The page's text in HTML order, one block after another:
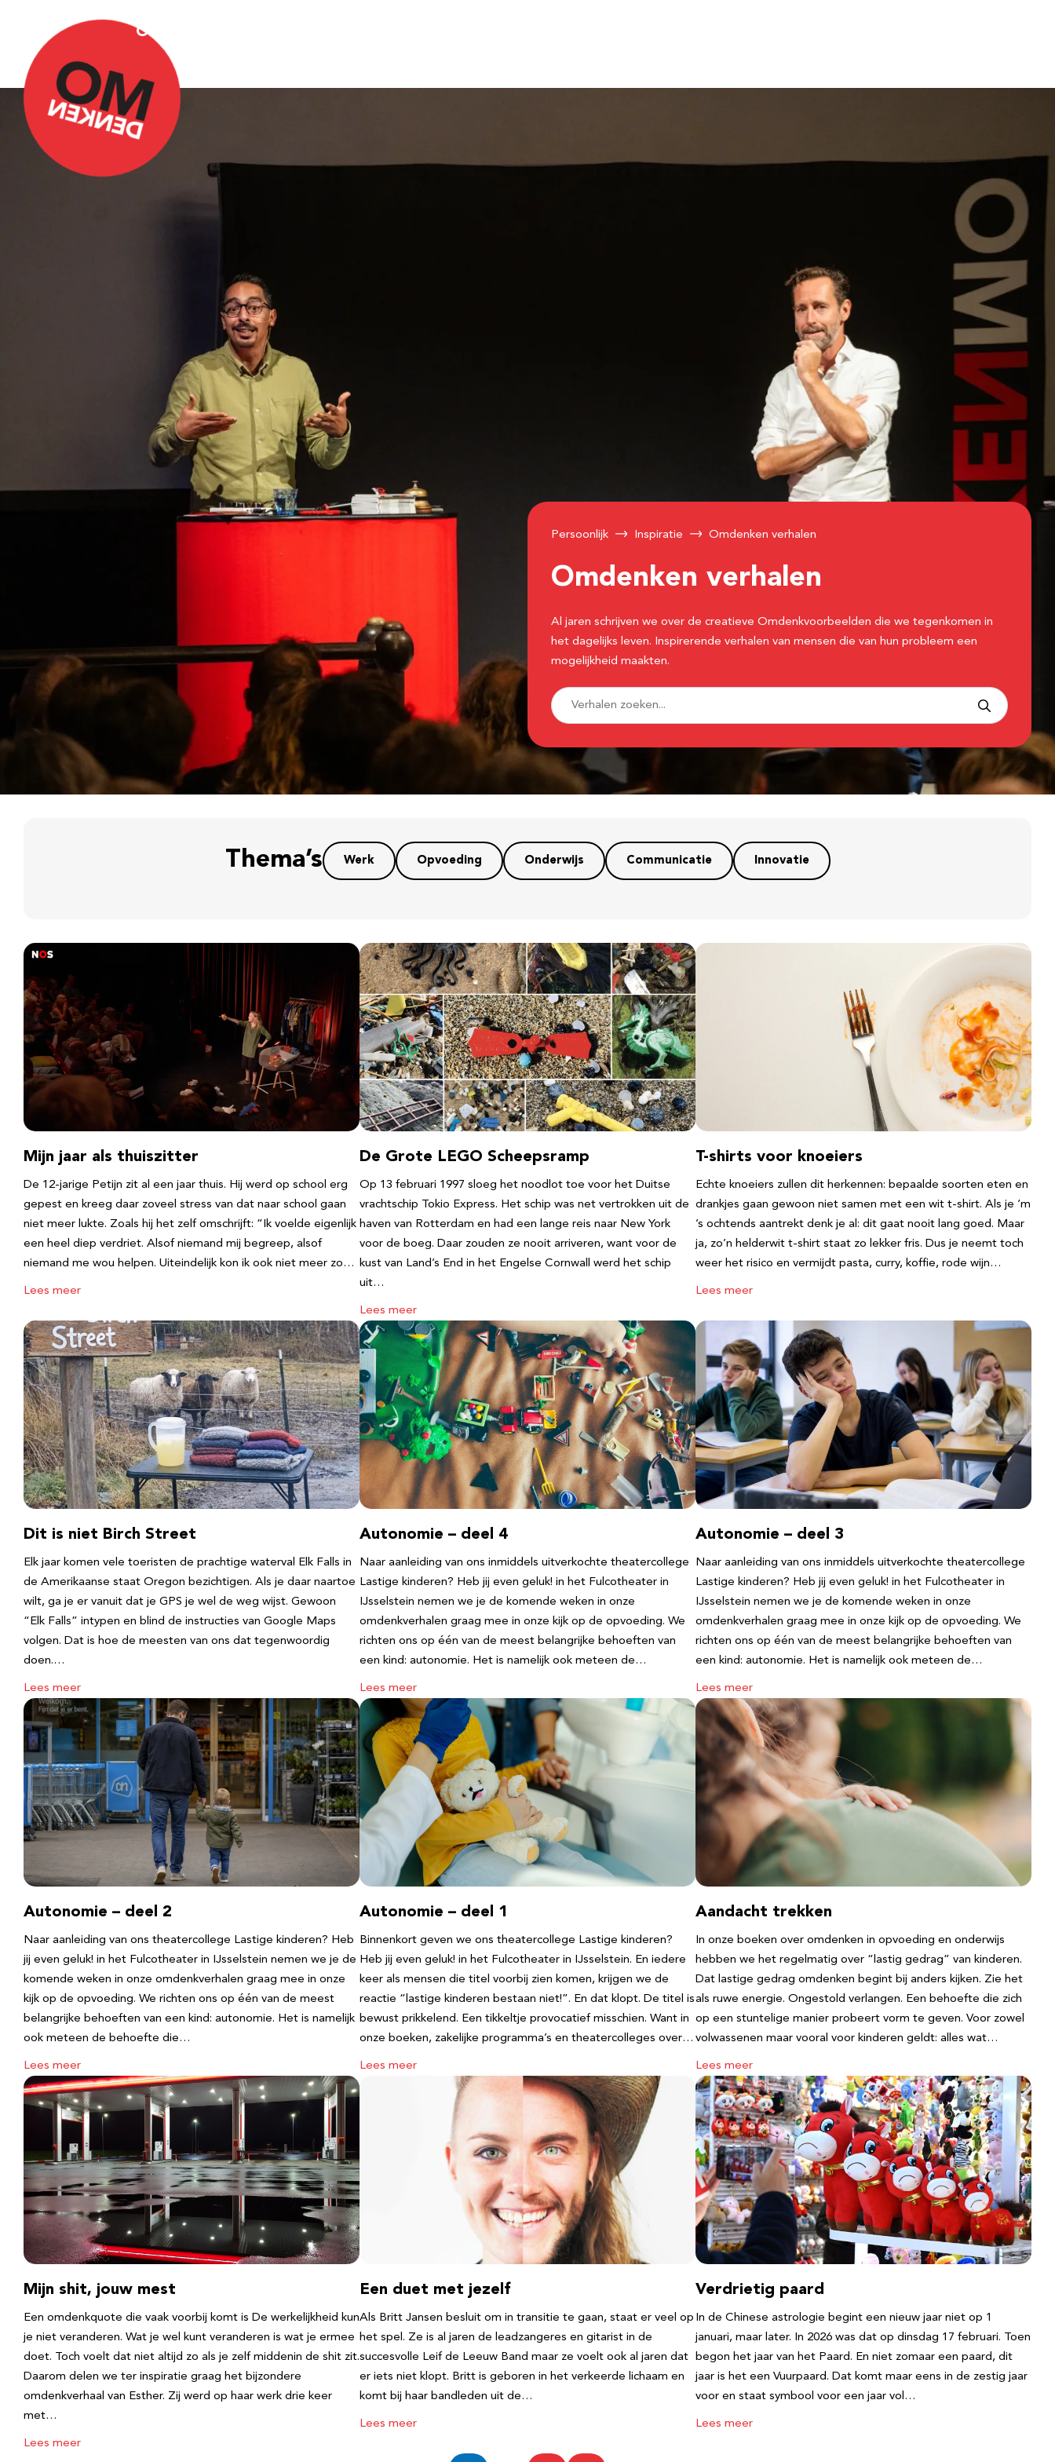
Over Omdenken
Persoonlijk Inspiratie Omdenken verhalen
Omdenken verhalen
Al jaren schrijven we over de creatieve Omdenkvoorbeelden die we tegenkomen in
het dagelijks leven. Inspirerende verhalen van mensen die van hun probleem een
mogelijkheid maakten.
Thema’s Werk Opvoeding Onderwijs Communicatie Innovatie
Mijn jaar als thuiszitter
De 12-jarige Petijn zit al een jaar thuis. Hij werd op school erg
gepest en kreeg daar zoveel stress van dat naar school gaan
niet meer lukte. Zoals hij het zelf omschrijft: “Ik voelde eigenlijk
een heel diep verdriet. Alsof niemand mij begreep, alsof
niemand me wou helpen. Uiteindelijk kon ik ook niet meer zo…
Lees meer
De Grote LEGO Scheepsramp
Op 13 februari 1997 sloeg het noodlot toe voor het Duitse
vrachtschip Tokio Express. Het schip was net vertrokken uit de
haven van Rotterdam en had een lange reis naar New York
voor de boeg. Daar zouden ze nooit arriveren, want voor de
kust van Land’s End in het Engelse Cornwall werd het schip
uit…
Lees meer
T-shirts voor knoeiers
Echte knoeiers zullen dit herkennen: bepaalde soorten eten en
drankjes gaan gewoon niet samen met een wit t-shirt. Als je ‘m
’s ochtends aantrekt denk je al: dit gaat nooit lang goed. Maar
ja, zo’n helderwit t-shirt staat zo lekker fris. Dus je neemt toch
weer het risico en vermijdt pasta, curry, koffie, rode wijn…
Lees meer
Dit is niet Birch Street
Elk jaar komen vele toeristen de prachtige waterval Elk Falls in
de Amerikaanse staat Oregon bezichtigen. Als je daar naartoe
wilt, ga je er vanuit dat je GPS je wel de weg wijst. Gewoon
“Elk Falls” intypen en blind de instructies van Google Maps
volgen. Dat is hoe de meesten van ons dat tegenwoordig
doen.…
Lees meer
Autonomie – deel 4
Naar aanleiding van ons inmiddels uitverkochte theatercollege
Lastige kinderen? Heb jij even geluk! in het Fulcotheater in
IJsselstein nemen we je de komende weken in onze
omdenkverhalen graag mee in onze kijk op de opvoeding. We
richten ons op één van de meest belangrijke behoeften van
een kind: autonomie. Het is namelijk ook meteen de…
Lees meer
Autonomie – deel 3
Naar aanleiding van ons inmiddels uitverkochte theatercollege
Lastige kinderen? Heb jij even geluk! in het Fulcotheater in
IJsselstein nemen we je de komende weken in onze
omdenkverhalen graag mee in onze kijk op de opvoeding. We
richten ons op één van de meest belangrijke behoeften van
een kind: autonomie. Het is namelijk ook meteen de…
Lees meer
Autonomie – deel 2
Naar aanleiding van ons theatercollege Lastige kinderen? Heb
jij even geluk! in het Fulcotheater in IJsselstein nemen we je de
komende weken in onze omdenkverhalen graag mee in onze
kijk op de opvoeding. We richten ons op één van de meest
belangrijke behoeften van een kind: autonomie. Het is namelijk
ook meteen de behoefte die…
Lees meer
Autonomie – deel 1
Binnenkort geven we ons theatercollege Lastige kinderen?
Heb jij even geluk! in het Fulcotheater in IJsselstein. En iedere
keer als mensen die titel voorbij zien komen, krijgen we de
reactie “lastige kinderen bestaan niet!”. En dat klopt. De titel is
bewust prikkelend. Een tikkeltje provocatief misschien. Want in
onze boeken, zakelijke programma’s en theatercolleges over…
Lees meer
Aandacht trekken
In onze boeken over omdenken in opvoeding en onderwijs
hebben we het regelmatig over “lastig gedrag” van kinderen.
Dat lastige gedrag omdenken begint bij anders kijken. Zie het
als ruwe energie. Ongestold verlangen. Een behoefte die zich
op een stuntelige manier probeert vorm te geven. Voor zowel
volwassenen maar vooral voor kinderen geldt: alles wat…
Lees meer
Mijn shit, jouw mest
Een omdenkquote die vaak voorbij komt is De werkelijkheid kun
je niet veranderen. Wat je wel kunt veranderen is wat je ermee
doet. Toch voelt dat niet altijd zo als je zelf middenin de shit zit.
Daarom delen we ter inspiratie graag het bijzondere
omdenkverhaal van Esther. Zij werd op haar werk drie keer
met…
Lees meer
Een duet met jezelf
Als Britt Jansen besluit om in transitie te gaan, staat er veel op
het spel. Ze is al jaren de leadzangeres en gitarist in de
succesvolle Leif de Leeuw Band maar ze voelt ook al jaren dat
er iets niet klopt. Britt is geboren in het verkeerde lichaam en
komt bij haar bandleden uit de…
Lees meer
Verdrietig paard
In de Chinese astrologie begint een nieuw jaar niet op 1
januari, maar later. In 2026 was dat op dinsdag 17 februari. Toen
begon het jaar van het Paard. En niet zomaar een paard, dit
jaar is het een Vuurpaard. Dat komt maar eens in de zestig jaar
voor en staat symbool voor een jaar vol…
Lees meer